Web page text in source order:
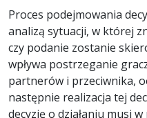
Proces podejmowania
analizą sytuacji, w której
czy podanie zostanie
wpływa postrzeganie
partnerów i przeciwnika,
następnie realizacja tej
decyzję o działaniu musi